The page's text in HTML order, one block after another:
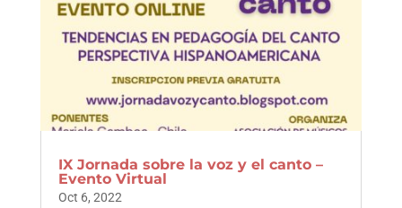
IX Jornada sobre la voz y el canto –
Evento Virtual
Oct 6, 2022